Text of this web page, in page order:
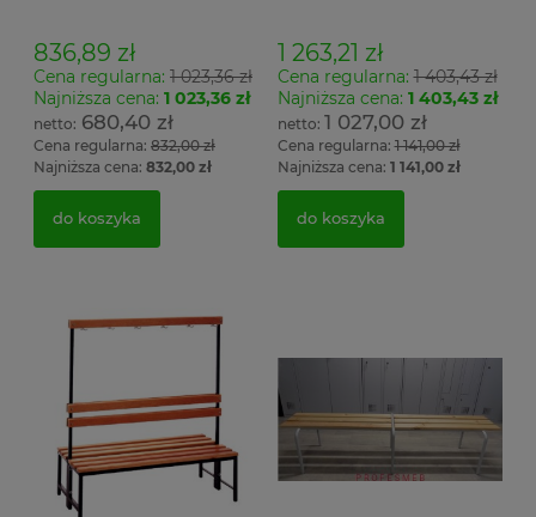
836,89 zł
Cena regularna: 1 023,36 zł
Najniższa cena: 1 023,36 zł
680,40 zł
Cena regularna: 832,00 zł
Najniższa cena: 832,00 zł
do koszyka
1 263,21 zł
Cena regularna:1 403,43 zł
Najniższa cena: 1 403,43 zł
1 027,00 zł
Cena regularna:1 141,00 zł
Najniższa cena: 1 141,00 zł
do koszyka